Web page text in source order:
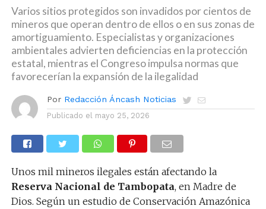
Varios sitios protegidos son invadidos por cientos de
mineros que operan dentro de ellos o en sus zonas de
amortiguamiento. Especialistas y organizaciones
ambientales advierten deficiencias en la protección
estatal, mientras el Congreso impulsa normas que
favorecerían la expansión de la ilegalidad
Por Redacción Áncash Noticias
Publicado el mayo 25, 2026
Unos mil mineros ilegales están afectando la
Reserva Nacional de Tambopata, en Madre de
Dios. Según un estudio de Conservación Amazónica